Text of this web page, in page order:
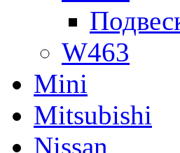
W463
Mini
Mitsubishi
Nissan